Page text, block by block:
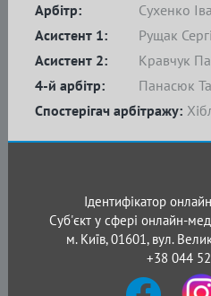
Арбітр:
Сухенко
Асистент 1:
Рущак
Асистент 2:
Кравчук
4-й арбітр:
Панасюк
Спостерігач арбітражу:
Ідентифікатор
Суб'єкт у сфері онлайн-
м. Київ, 01601, вул.
+38 044